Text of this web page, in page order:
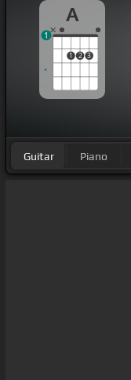
[Abm]
[Fm]ない 好き
A
1 2 3
1
Guitar Piano